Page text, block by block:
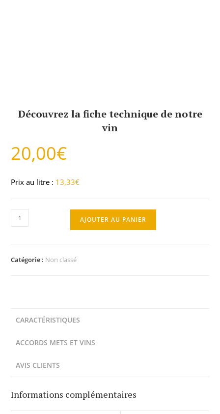
Découvrez la fiche technique de notre
vin
20,00€
Prix au litre : 13,33€
AJOUTER AU PANIER
Catégorie : Non classé
CARACTÉRISTIQUES
ACCORDS METS ET VINS
AVIS CLIENTS
Informations complémentaires